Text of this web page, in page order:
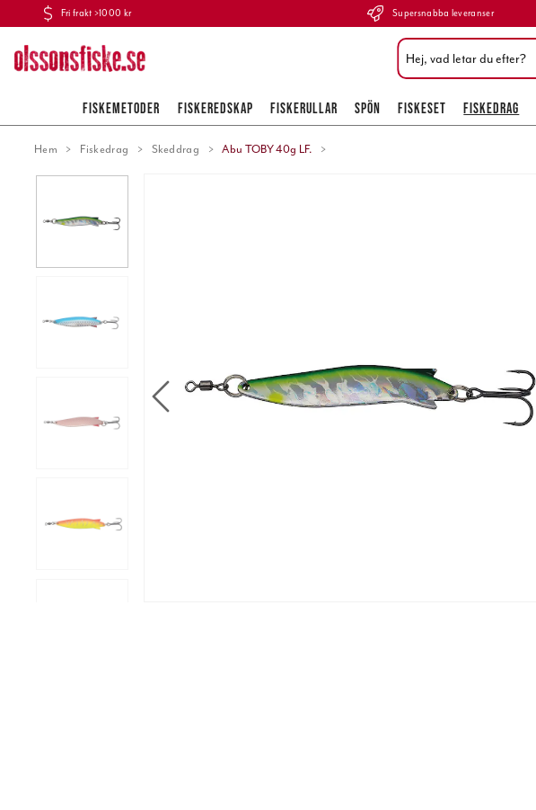
Fri frakt >1000 kr Supersnabba leveranser
FISKEMETODER FISKEREDSKAP FISKERULLAR SPÖN FISKESET FISKEDRAG
Hem Fiskedrag Skeddrag Abu TOBY 40g LF.